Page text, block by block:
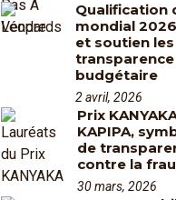
Qualification
mondial
et soutien
budgétaire
2 avril, 2026
Prix
KAPIPA,
de
contre la
30 mars, 2026